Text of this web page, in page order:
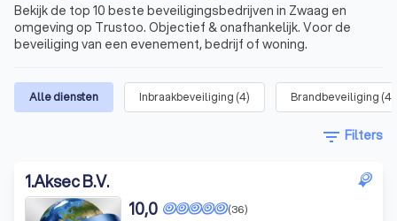
Bekijk de top 10 beste beveiligingsbedrijven in Zwaag en
omgeving op Trustoo. Objectief & onafhankelijk. Voor de
beveiliging van een evenement, bedrijf of woning.
Alle diensten Inbraakbeveiliging (4) Brandbeveiliging (4
filter_list Filters
1.Aksec B.V.
(36)
10,0